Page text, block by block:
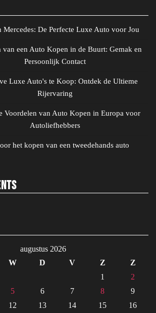
Mercedes: De Perfecte Luxe Auto voor Jou
van een Auto Kopen in de Buurt: Gemak en
Persoonlijk Contact
Luxe Auto's te Koop: Ontdek de Ultieme
Rijervaring
Voordelen van Auto Kopen in Europa voor
Autoliefhebbers
het kopen van een tweedehands auto
augustus 2026
W D V Z
Z
1
2
5 6 7 8
9
12 13 14 15 16